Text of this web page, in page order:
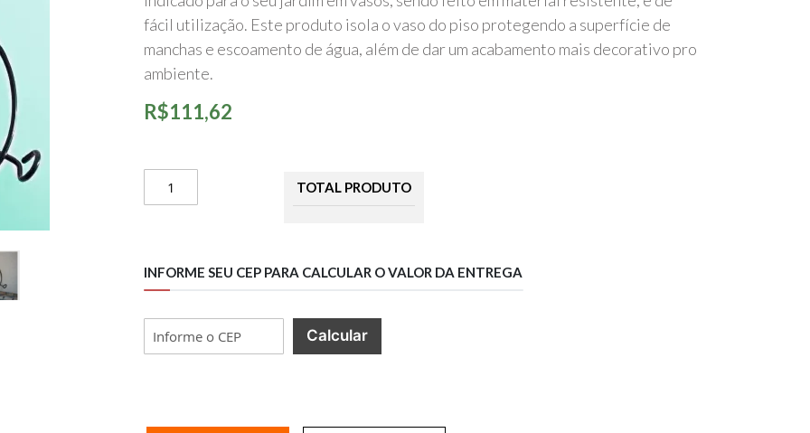
R$111,62
fácil utilização. Este produto isola o vaso do piso protegendo a superfície de
manchas e escoamento de água, além de dar um acabamento mais decorativo pro
ambiente.
TOTAL PRODUTO
INFORME SEU CEP PARA CALCULAR O VALOR DA ENTREGA
Calcular